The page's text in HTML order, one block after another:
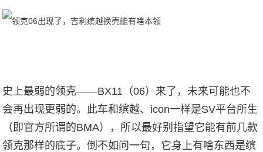
史上最弱的领克——BX11（06）来了，未来可能也不
会再出现更弱的。此车和缤越、icon一样是SV平台所生
（即官方所谓的BMA），所以最好别指望它能有前几款
领克那样的底子。倒不如问一句，它身上有啥东西是缤